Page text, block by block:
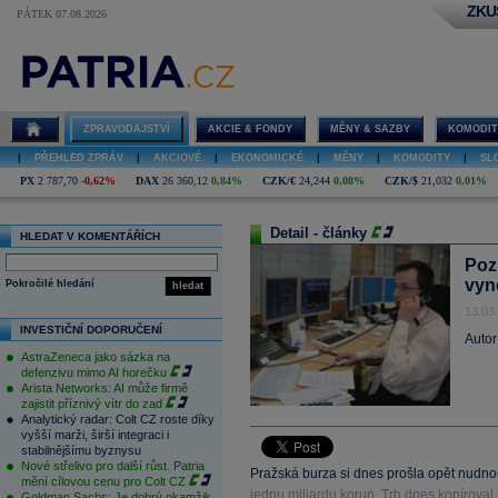
PÁTEK 07.08.2026
ZPRAVODAJSTVÍ AKCIE & FONDY MĚNY & SAZBY
PŘEHLED ZPRÁV AKCIOVÉ EKONOMICKÉ MĚNY KOMODITY
PX 2 787,70 -0,62% DAX 26 360,12 0,84% CZK/€ 24,244 0,08% CZK/$ 21,032 0,01%
HLEDAT V KOMENTÁŘÍCH
hledat
Pokročilé hledání
INVESTIČNÍ DOPORUČENÍ
AstraZeneca jako sázka na
defenzivu mimo AI horečku
Arista Networks: AI může firmě
zajistit příznivý vítr do zad
Analytický radar: Colt CZ roste díky
vyšší marži, širší integraci i
stabilnějšímu byznysu
Nové střelivo pro další růst. Patria
mění cílovou cenu pro Colt CZ
Detail - články
Pražská burza si dnes prošla opět
jednu miliardu korun. Trh dnes